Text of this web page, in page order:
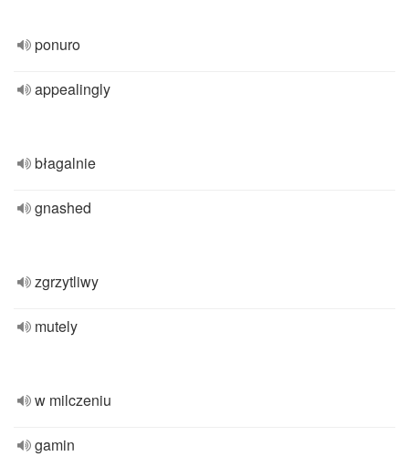
ponuro
appealingly
błagalnie
gnashed
zgrzytliwy
mutely
w milczeniu
gamin